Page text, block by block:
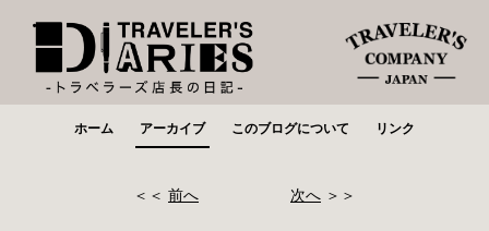
ホーム アーカイブ このブログについて リンク
＜＜ 前へ 次へ ＞＞